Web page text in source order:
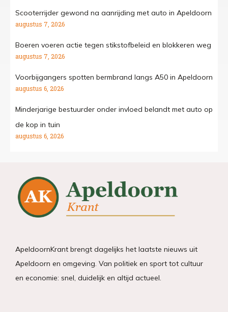
Scooterrijder gewond na aanrijding met auto in Apeldoorn
augustus 7, 2026
Boeren voeren actie tegen stikstofbeleid en blokkeren weg
augustus 7, 2026
Voorbijgangers spotten bermbrand langs A50 in Apeldoorn
augustus 6, 2026
Minderjarige bestuurder onder invloed belandt met auto op
de kop in tuin
augustus 6, 2026
ApeldoornKrant brengt dagelijks het laatste nieuws uit
Apeldoorn en omgeving. Van politiek en sport tot cultuur
en economie: snel, duidelijk en altijd actueel.